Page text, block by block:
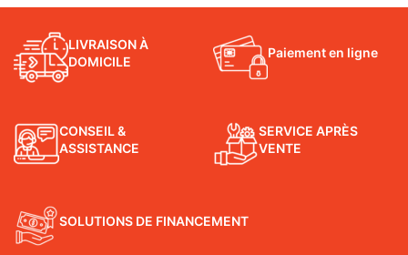
LIVRAISON À
DOMICILE
Paiement en ligne
CONSEIL &
ASSISTANCE
SERVICE APRÈS
VENTE
SOLUTIONS DE FINANCEMENT